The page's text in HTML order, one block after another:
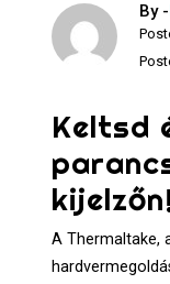
By -
Keltsd
A Thermaltake,